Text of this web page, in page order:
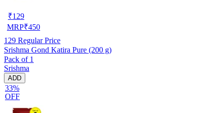
₹129
MRP₹450
129 Regular Price
Srishma Gond Katira Pure (200 g)
Pack of 1
Srishma
ADD
33%
OFF